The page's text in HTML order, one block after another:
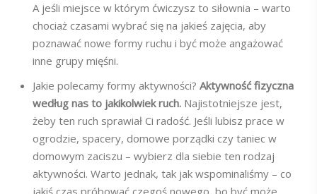
A jeśli miejsce w którym ćwiczysz to siłownia – warto
chociaż czasami wybrać się na jakieś zajęcia, aby
poznawać nowe formy ruchu i być może angażować
inne grupy mięśni.
Jakie polecamy formy aktywności? Aktywność fizyczna
według nas to jakikolwiek ruch. Najistotniejsze jest,
żeby ten ruch sprawiał Ci radość. Jeśli lubisz prace w
ogrodzie, spacery, domowe porządki czy taniec w
domowym zaciszu – wybierz dla siebie ten rodzaj
aktywności. Warto jednak, tak jak wspominaliśmy – co
jakiś czas próbować czegoś nowego, bo być może